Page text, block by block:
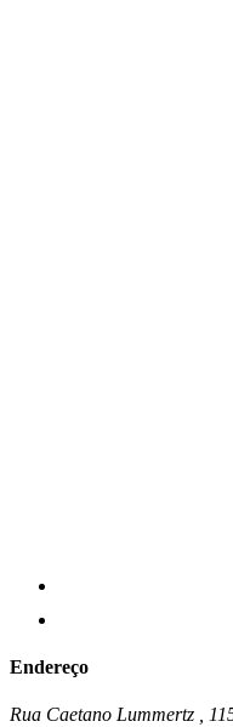
Endereço
Rua Caetano Lummertz ,